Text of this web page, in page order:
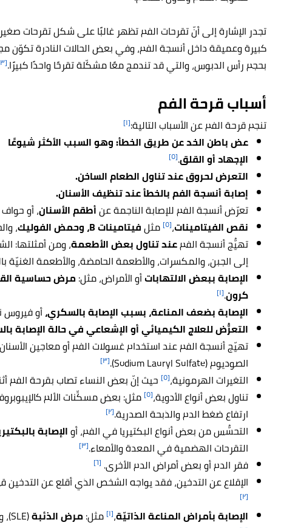
تجدر الإشارة إلى أنّ تقرحات الفم تظهر غالبًا على شكل تقرحات
بحجم رأس الدبوس، والتي قد تندمج معًا مشكّلة تقرحًا واحدًا كبيرًا.[٣]
أسباب قرحة الفم
تنجم قرحة الفم عن الأسباب التالية:[١]
عضباطن الخد عن طريق الخطأ: وهوالسبب الأكثر شيوعًا
الإجهاد أو القلق.[٥]
التعرض لحروق عند تناول الطعام الساخن.
إصابة أنسجة الفم بالخطأ عند تنظيف الأسنان.
تعرّض أنسجة الفم للإصابة الناجمة عنأطقم الأسنان، أو حواف
نقص الفيتامينات،[٥] مثلفيتامينات B، وحمض الفوليك ،
تهيُّج أنسجة الفمعند تناول بعض الأطعمة، ومن أمثلتها:
إلى الجبن، والمكسرات، والأطعمة الحامضة، والأطعمة الغنيّة
الإصابة ببعض الالتهاباتأو الأمراض، مثل: مرض حساسية
كرون.[١]
الإصابة بضعف المناعة، بسبب الإصابة بالسكري،أو فيروس
التعرُّض للعلاج الكيميائي أو الإشعاعي في حالة الإصابة
تهيّج أنسجة الفم عند استخدام غسولات الفم أو معاجين
الصوديوم (Sodium Lauryl Sulfate).
[٣]
التغيرات الهرمونية،[٥] حيث إنّ بعض النساء تصاب بقرحة الفم
تناول بعض أنواع الأدوية،[٥]
مثل: بعض مسكِّنات الألم
ارتفاع ضغط الدم والذبحة الصدرية.[٢]
التحسُّس من بعض أنواع البكتيريا في الفم، أوالإصابة
التقرحات الهضمية في المعدة والأمعاء.[٣]
فقر الدم أو بعض أمراض الدم الأخرى. [٦]
الإقلاع عن التدخين، فقد يواجه الشخص الذي أقلع عن
[٢]
الإصابة بأمراض المناعة الذاتيّة،[١] مثل: مرض الذئبة(SLE)، و